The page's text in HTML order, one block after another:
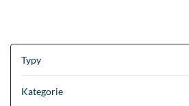
Typy
Kategorie